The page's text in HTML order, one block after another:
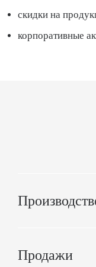
скидки на
корпоративные
Продажи